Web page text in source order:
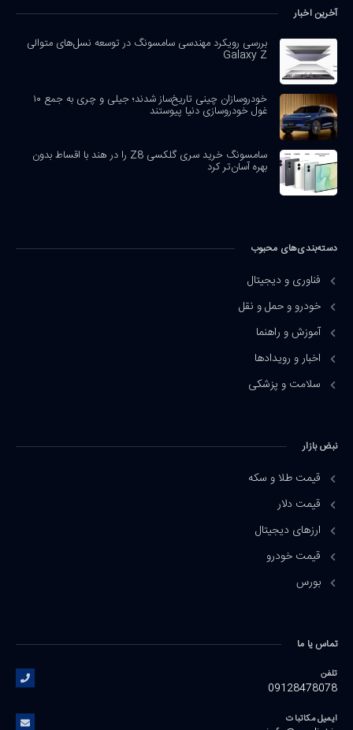
آخرین اخبار
بررسی رویکرد مهندسی سامسونگ در توسعه نسل‌های متوالی
Galaxy Z
خودروسازان چینی تاریخ‌ساز شدند؛ جیلی و چری به جمع ۱۰
غول خودروسازی دنیا پیوستند
سامسونگ خرید سری گلکسی Z8 را در هند با اقساط بدون
بهره آسان‌تر کرد
دسته‌بندی‌های محبوب
فناوری و دیجیتال
خودرو و حمل و نقل
آموزش و راهنما
اخبار و رویدادها
سلامت و پزشکی
نبض بازار
قیمت طلا و سکه
قیمت دلار
ارزهای دیجیتال
قیمت خودرو
بورس
تماس یا ما
تلفن
09128478078
ایمیل مکاتبات